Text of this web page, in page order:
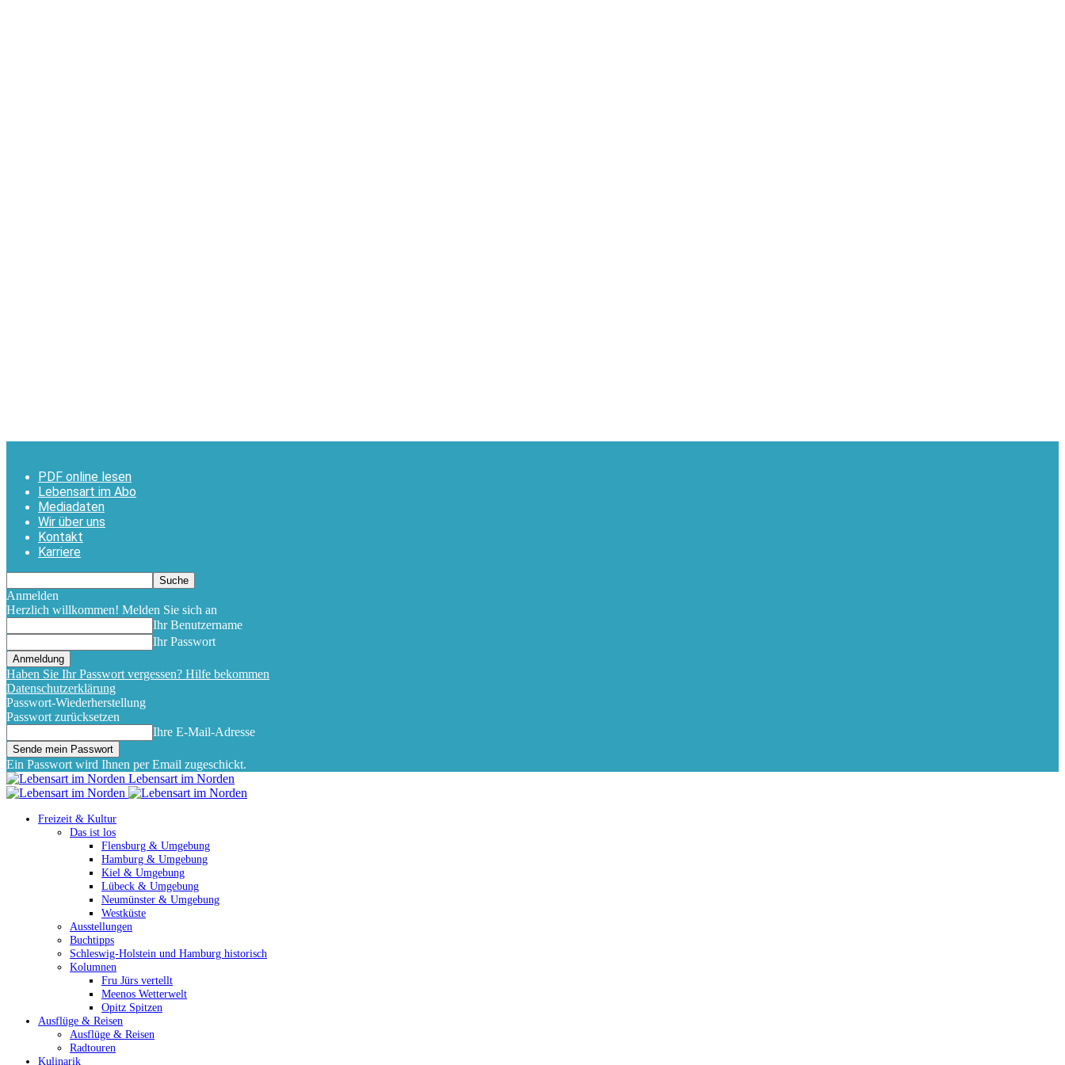
PDF online lesen
Lebensart im Abo
Mediadaten
Wir über uns
Kontakt
Karriere
Anmelden
Herzlich willkommen! Melden Sie sich an
Ihr Benutzername
Ihr Passwort
Haben Sie Ihr Passwort vergessen? Hilfe bekommen
Datenschutzerklärung
Passwort-Wiederherstellung
Passwort zurücksetzen
Ihre E-Mail-Adresse
Ein Passwort wird Ihnen per Email zugeschickt.
Lebensart im Norden
Freizeit & Kultur
Das ist los
Flensburg & Umgebung
Hamburg & Umgebung
Kiel & Umgebung
Lübeck & Umgebung
Neumünster & Umgebung
Westküste
Ausstellungen
Buchtipps
Schleswig-Holstein und Hamburg historisch
Kolumnen
Fru Jürs vertellt
Meenos Wetterwelt
Opitz Spitzen
Ausflüge & Reisen
Ausflüge & Reisen
Radtouren
Kulinarik